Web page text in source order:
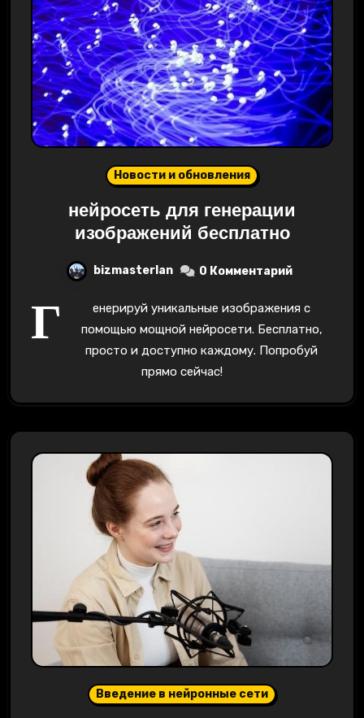
Новости и обновления
нейросеть для генерации
изображений бесплатно
bizmasterlan 0 Комментарий
Г
енерируй уникальные изображения с
помощью мощной нейросети. Бесплатно,
просто и доступно каждому. Попробуй
прямо сейчас!
Введение в нейронные сети